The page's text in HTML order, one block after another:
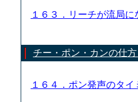
１６３．リーチが流局
チー・ポン・カンの仕方
１６４．ポン発声のタ